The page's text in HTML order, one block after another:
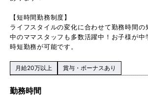
【短時間勤務制度】
ライフスタイルの変化に合わせて勤務時間の
中のママスタッフも多数活躍中！お子様が中
時短勤務が可能です。
月給20万以上 賞与・ボーナスあり
勤務時間